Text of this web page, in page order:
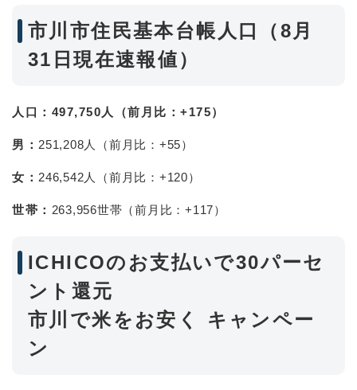
市川市住民基本台帳人口（8月
31日現在速報値）
人口：497,750人（前月比：+175）
男： 251,208人（前月比：+55）
女： 246,542人（前月比：+120）
世帯： 263,956世帯（前月比：+117）
ICHICOのお支払いで30パーセ
ント還元
市川で米をお安く キャンペー
ン